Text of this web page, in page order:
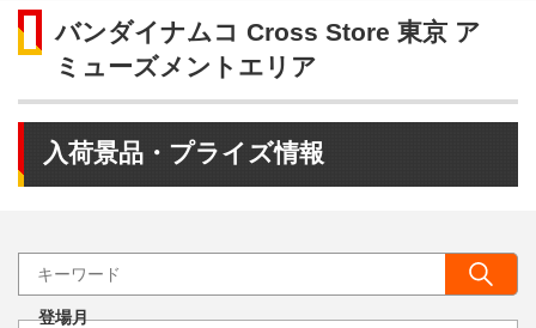
バンダイナムコ Cross Store 東京 ア
ミューズメントエリア
入荷景品・プライズ情報
登場月